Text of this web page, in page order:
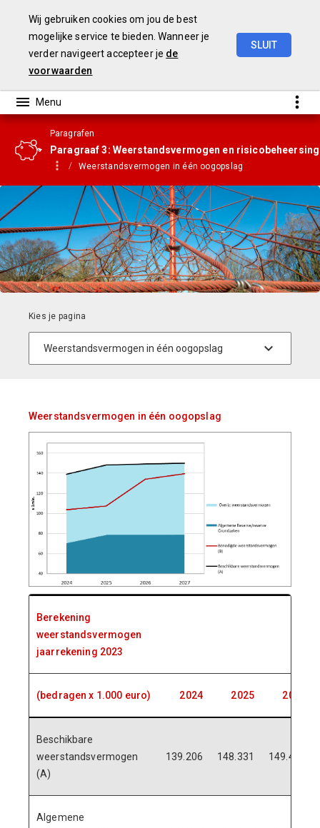
Wij gebruiken cookies om jou de best
mogelijke service te bieden. Wanneer je
verder navigeert accepteer je de
voorwaarden
SLUIT
Paragrafen
Paragraaf 3: Weerstandsvermogen en risicobeheersing
Weerstandsvermogen in één oogopslag
Weerstandsvermogen in één oogopslag
Berekening
weerstandsvermogen
jaarrekening 2023
(bedragen x 1.000 euro) 2024 2025 2026
Beschikbare
weerstandsvermogen
(A)
139.206 148.331 149.445
Algemene